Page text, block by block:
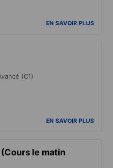
EN SAVOIR PLUS
(C1)
EN SAVOIR PLUS
le matin